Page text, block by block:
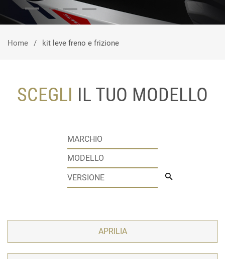
Home kit leve freno e frizione
SCEGLI IL TUO MODELLO
APRILIA